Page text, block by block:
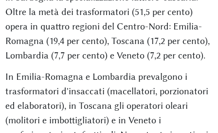
Oltre la metà dei trasformatori (51,5 per cento)
opera in quattro regioni del Centro-Nord: Emilia-
Romagna (19,4 per cento), Toscana (17,2 per cento),
Lombardia (7,7 per cento) e Veneto (7,2 per cento).
In Emilia-Romagna e Lombardia prevalgono i
trasformatori d'insaccati (macellatori, porzionatori
ed elaboratori), in Toscana gli operatori oleari
(molitori e imbottigliatori) e in Veneto i